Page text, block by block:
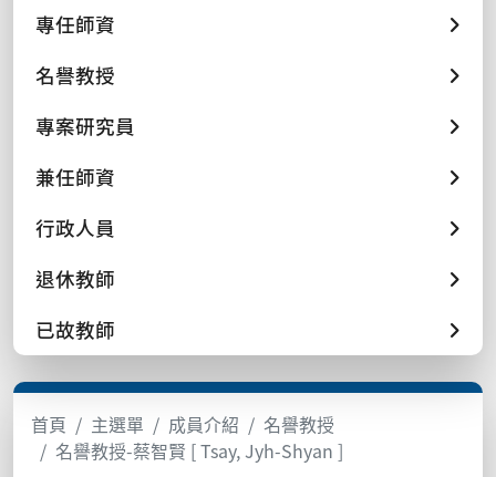
專任師資
名譽教授
專案研究員
兼任師資
行政人員
退休教師
已故教師
首頁 主選單 成員介紹
名譽教授
名譽教授-蔡智賢 [ Tsay, Jyh-Shyan ]